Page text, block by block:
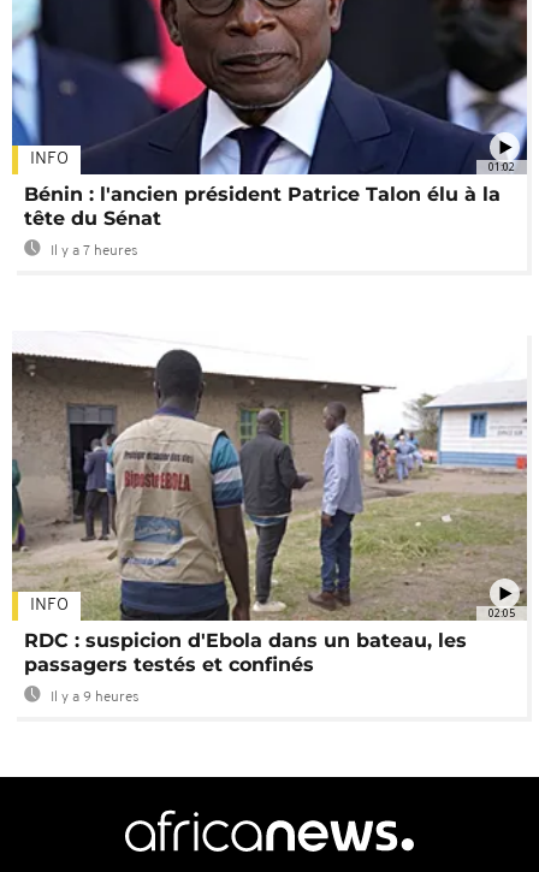
01:02
INFO
Bénin : l'ancien président Patrice Talon élu à la
tête du Sénat
Il y a 7 heures
02:05
INFO
RDC : suspicion d'Ebola dans un bateau, les
passagers testés et confinés
Il y a 9 heures